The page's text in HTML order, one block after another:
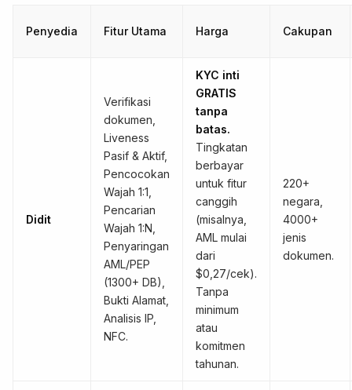
Penyedia Fitur Utama Harga Cakupan
Didit
Verifikasi
dokumen,
Liveness
Pasif & Aktif,
Pencocokan
Wajah 1:1,
Pencarian
Wajah 1:N,
Penyaringan
AML/PEP
(1300+ DB),
Bukti Alamat,
Analisis IP,
NFC.
KYC inti
GRATIS
tanpa
batas.
Tingkatan
berbayar
untuk fitur
canggih
(misalnya,
AML mulai
dari
$0,27/cek).
Tanpa
minimum
atau
komitmen
tahunan.
220+
negara,
4000+
jenis
dokumen.